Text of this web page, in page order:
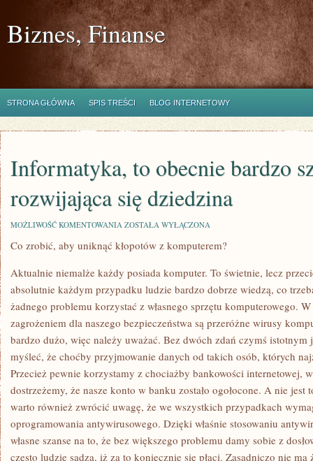
Biznes, Finanse
STRONA GŁÓWNA SPIS TREŚCI BLOG INTERNETOWY
Informatyka, to obecnie bardzo
rozwijająca się dziedzina
MOŻLIWOŚĆ KOMENTOWANIA INFORMATYKA,
OBECNIE
ROZWIJAJĄCA
SIĘ
ZOSTAŁA WYŁĄCZONA
Co zrobić, aby uniknąć kłopotów z komputerem?
Aktualnie niemalże każdy posiada komputer. To świetnie, lecz
absolutnie każdym przypadku ludzie bardzo dobrze wiedzą, co
żadnego problemu korzystać z własnego sprzętu komputerowego.
zagrożeniem dla naszego bezpieczeństwa są przeróżne wirusy
bardzo dużo, więc należy uważać. Bez dwóch zdań czymś
myśleć, że choćby przyjmowanie danych od takich osób, których
Przecież pewnie korzystamy z chociażby bankowości internetowej,
dostrzeżemy, że nasze konto w banku zostało ogołocone. A nie
warto również zwrócić uwagę, że we wszystkich przypadkach
oprogramowania antywirusowego. Dzięki właśnie stosowaniu
własne szanse na to, że bez większego problemu damy sobie z
często ludzie sądzą, iż za to koniecznie się płaci. Zasadniczo nie